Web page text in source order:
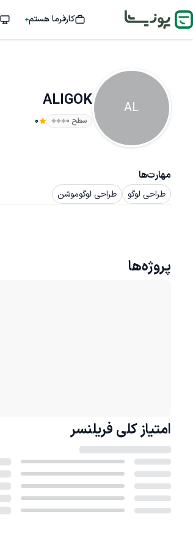
کارفرما هستم
AL
ALIGOK
سطح ۰ 0
مهارت‌ها
طراحی لوگو طراحی لوگوموشن
پروژه‌ها
امتیاز کلی فریلنسر